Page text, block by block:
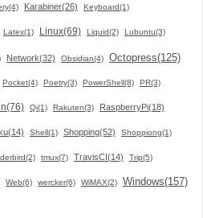
Karabiner(26) Keyboard(1)
Latex(1) Linux(69) Liquid(2) Lubuntu(3)
Network(32) Obsidian(4) Octopress(125)
Pocket(4) Poetry(3) PowerShell(8) PR(3)
Qi(1) Rakuten(3) RaspberryPi(18)
Shell(1) Shopping(52) Shoppiong(1)
tmux(7) TravisCI(14) Trip(5)
Web(6) wercker(6) WiMAX(2) Windows(157)